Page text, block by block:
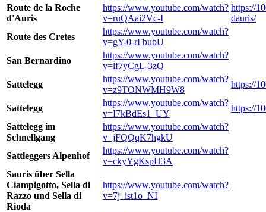
Route de la Roche
d'Auris
https://www.youtube.com/watch?
v=ruQAai2Vc-I
https://
dauris/
Route des Cretes
https://www.youtube.com/watch?
v=gY-0-rFbubU
San Bernardino
https://www.youtube.com/watch?
v=lf7yCgL-3zQ
Sattelegg
https://www.youtube.com/watch?
v=z9TONWMH9W8
https://
Sattelegg
https://www.youtube.com/watch?
v=I7kBdEs1_UY
https://
Sattelegg im
Schnellgang
https://www.youtube.com/watch?
v=jFQQqK7hgkU
Sattleggers Alpenhof
https://www.youtube.com/watch?
v=ckyYgKspH3A
Sauris über Sella
Ciampigotto, Sella di
Razzo und Sella di
Rioda
https://www.youtube.com/watch?
v=7j_ist1o_NI